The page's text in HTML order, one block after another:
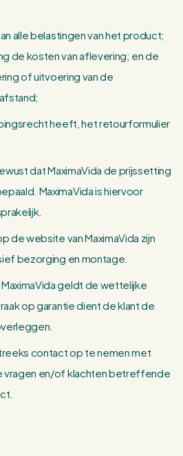
alle belastingen van het product;
de kosten van aflevering; en de
of uitvoering van de
heeft, het retourformulier
dat MaximaVida de prijssetting
MaximaVida is hiervoor
de website van MaximaVida zijn
bezorging en montage.
geldt de wettelijke
op garantie dient de klant de
contact op te nemen met
vragen en/of klachten betreffende